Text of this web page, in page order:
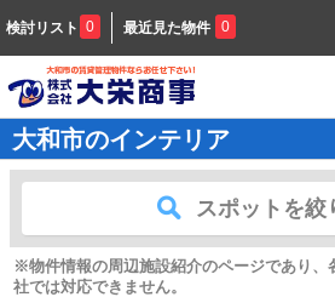
検討リスト 0 最近見た物件 0
大和市のインテリア
スポットを絞
※物件情報の周辺施設紹介のページであり、
社では対応できません。